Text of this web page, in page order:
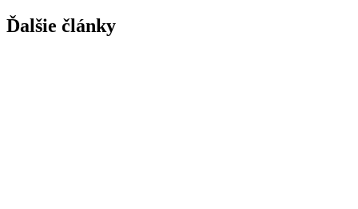
Ďalšie články